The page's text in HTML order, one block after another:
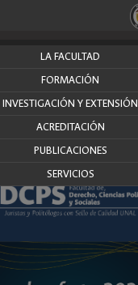
LA FACULTAD
FORMACIÓN
INVESTIGACIÓN Y EXTENSIÓN
ACREDITACIÓN
PUBLICACIONES
SERVICIOS